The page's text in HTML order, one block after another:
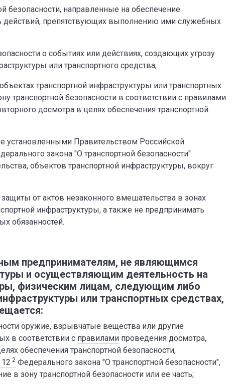
безопасности, направленные на обеспечение
действий, препятствующих выполнению ими служебных
о событиях или действиях, создающих угрозу
или транспортного средства;
транспортной инфраструктуры или транспортных
транспортной безопасности в соответствии с правилами
досмотра в целях обеспечения транспортной
установленными Правительством Российской
закона "О транспортной безопасности"
объектов транспортной инфраструктуры, вокруг
от актов незаконного вмешательства в зонах
инфраструктуры, а также не предпринимать
обязанностей.
предпринимателям, не являющимся
и осуществляющим деятельность на
физическим лицам, следующим либо
или транспортных средствах,
оружие, взрывчатые вещества или другие
в соответствии с правиламипроведения досмотра,
обеспечения транспортной безопасности,
2Федерального закона "О транспортной безопасности",
в зону транспортной безопасности или ее часть;